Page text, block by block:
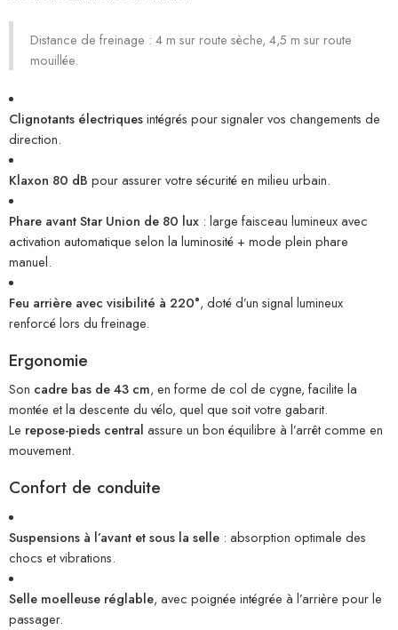
Distance de freinage : 4 m sur route sèche, 4,5 m sur route
mouillée.
Clignotants électriquesintégrés pour signaler vos changements de
direction.
Klaxon 80 dB pour assurer votre sécurité en milieu urbain.
Phare avant Star Union de 80 lux : large faisceau lumineux avec
activation automatique selon la luminosité + mode plein phare
manuel.
Feu arrière avec visibilité à 220°, doté d’un signal lumineux
renforcé lors du freinage.
Ergonomie
Son cadre bas de 43 cm, en forme de col de cygne, facilite la
montée et la descente du vélo, quel que soit votre gabarit.
Le repose-pieds central assure un bon équilibre à l’arrêt comme en
mouvement.
Confort de conduite
Suspensions à l’avant et sous la selle : absorption optimale des
chocs et vibrations.
Selle moelleuse réglable, avec poignée intégrée à l’arrière pour le
passager.